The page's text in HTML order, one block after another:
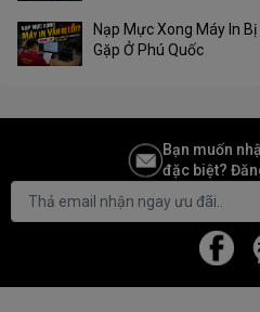
Nạp Mực Xong Máy In
Gặp Ở Phú Quốc
Bạn muốn
đặc biệt?